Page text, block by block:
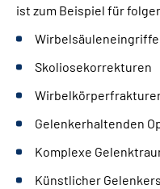
ist zum Beispiel für
Skoliosekorrekturen
Gelenkerhaltenden
Komplexe
Künstlicher